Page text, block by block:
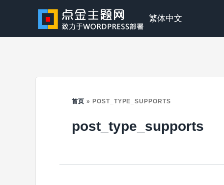
点
题
繁体中文
首页 » POST_TYPE_SUPPORTS
post_type_supports